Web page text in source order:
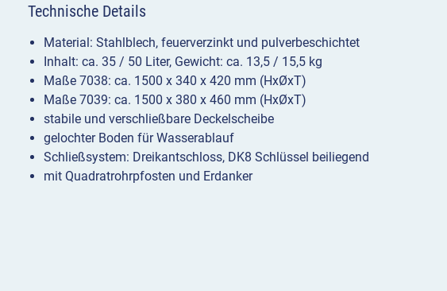
7038
/
7039
Menge
Technische Details
Material: Stahlblech, feuerverzinkt und pulverbeschichtet
Inhalt: ca. 35 / 50 Liter, Gewicht: ca. 13,5 / 15,5 kg
Maße 7038: ca. 1500 x 340 x 420 mm (HxØxT)
Maße 7039: ca. 1500 x 380 x 460 mm (HxØxT)
stabile und verschließbare Deckelscheibe
gelochter Boden für Wasserablauf
Schließsystem: Dreikantschloss, DK8 Schlüssel beiliegend
mit Quadratrohrpfosten und Erdanker